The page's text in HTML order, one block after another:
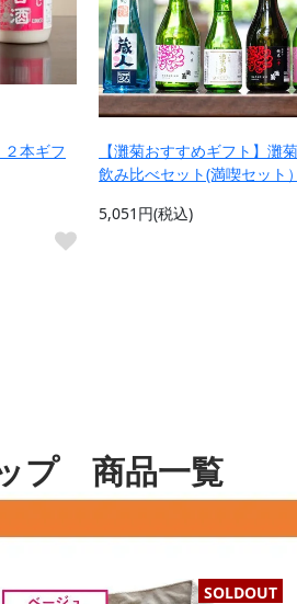
本ギフ
【灘菊おすすめギフト】灘
飲み比べセット(満喫セット）
5,051円(税込)
プ 商品一覧
SOLDOUT